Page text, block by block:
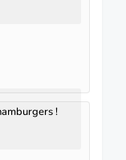
!